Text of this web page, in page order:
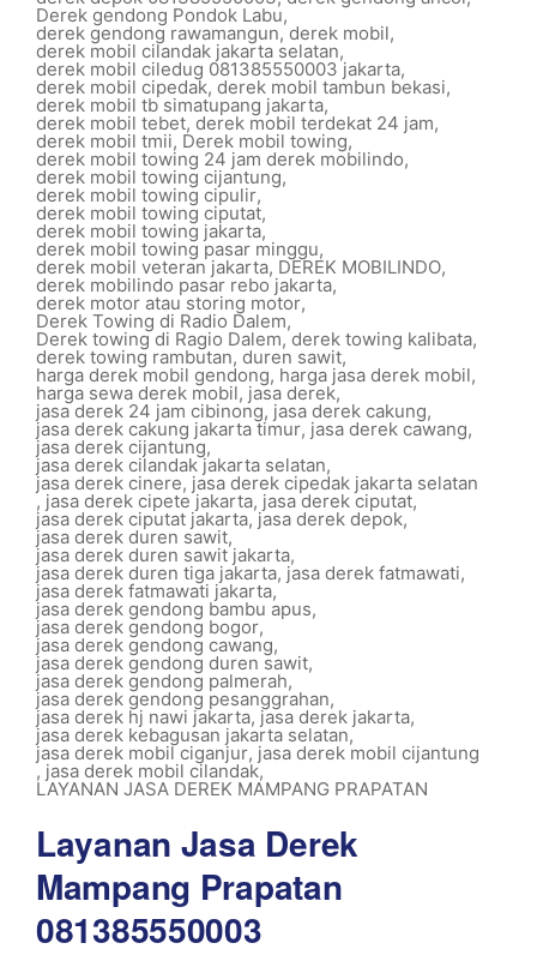
Derek gendong Pondok Labu,
derek gendong rawamangun,derek mobil,
derek mobil cilandak jakarta selatan,
derek mobil ciledug 081385550003 jakarta,
derek mobil cipedak, derek mobil tambun bekasi,
derek mobil tb simatupang jakarta,
derek mobil tebet, derek mobil terdekat 24 jam,
derek mobil tmii, Derek mobil towing,
derek mobil towing 24 jam derek mobilindo,
derek mobil towing cijantung,
derek mobil towing cipulir,
derek mobil towing ciputat,
derek mobil towing jakarta,
derek mobil towing pasar minggu,
derek mobil veteran jakarta, DEREK MOBILINDO,
derek mobilindo pasar rebo jakarta,
derek motor atau storing motor,
Derek Towing di Radio Dalem,
Derek towing di Ragio Dalem,derek towing kalibata,
derek towing rambutan, duren sawit,
harga derek mobil gendong, harga jasa derek mobil,
harga sewa derek mobil, jasa derek,
jasa derek 24 jam cibinong, jasa derek cakung,
jasa derek cakung jakarta timur, jasa derek cawang,
jasa derek cijantung,
jasa derek cilandak jakarta selatan,
jasa derek cinere, jasa derek cipedak jakarta selatan
, jasa derek cipete jakarta, jasa derek ciputat,
jasa derek ciputat jakarta,jasa derek depok,
jasa derek duren sawit,
jasa derek duren sawit jakarta,
jasa derek duren tiga jakarta, jasa derek fatmawati,
jasa derek fatmawati jakarta,
jasa derek gendong bambu apus,
jasa derek gendong bogor,
jasa derek gendong cawang,
jasa derek gendong duren sawit,
jasa derek gendong palmerah,
jasa derek gendong pesanggrahan,
jasa derek hj nawi jakarta, jasa derek jakarta,
jasa derek kebagusan jakarta selatan,
jasa derek mobil ciganjur, jasa derek mobil cijantung
, jasa derek mobil cilandak,
LAYANAN JASA DEREK MAMPANG PRAPATAN
Layanan Jasa Derek
Mampang Prapatan
081385550003